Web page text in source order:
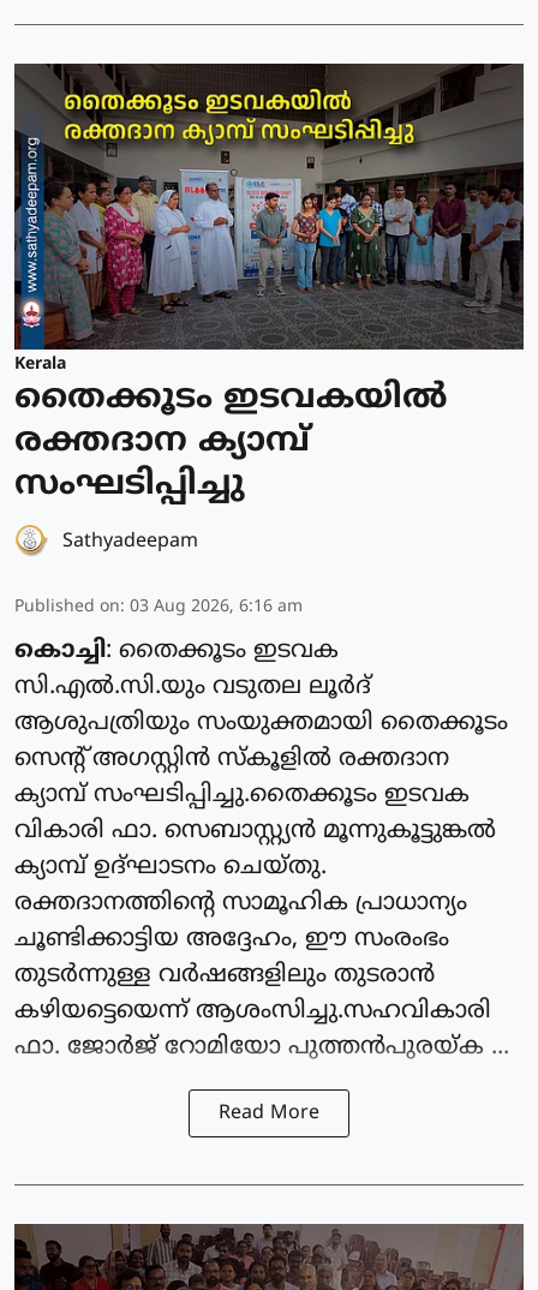
Kerala
തൈക്കൂടം ഇടവകയിൽ
രക്തദാന ക്യാമ്പ്
സംഘടിപ്പിച്ചു
Sathyadeepam
Published on: 03 Aug 2026, 6:16 am
കൊച്ചി: തൈക്കൂടം ഇടവക
സി.എൽ.സി.യും വടുതല ലൂർദ്
ആശുപത്രിയും സംയുക്തമായി തൈക്കൂടം
സെന്റ് അഗസ്റ്റിൻ സ്കൂളിൽ രക്തദാന
ക്യാമ്പ് സംഘടിപ്പിച്ചു.തൈക്കൂടം ഇടവക
വികാരി ഫാ. സെബാസ്റ്റ്യൻ മൂന്നുകൂട്ടുങ്കൽ
ക്യാമ്പ് ഉദ്ഘാടനം ചെയ്തു.
രക്തദാനത്തിന്റെ സാമൂഹിക പ്രാധാന്യം
ചൂണ്ടിക്കാട്ടിയ അദ്ദേഹം, ഈ സംരംഭം
തുടർന്നുള്ള വർഷങ്ങളിലും തുടരാൻ
കഴിയട്ടെയെന്ന് ആശംസിച്ചു.സഹവികാരി
ഫാ. ജോർജ് റോമിയോ പുത്തൻപുരയ്ക ...
Read More